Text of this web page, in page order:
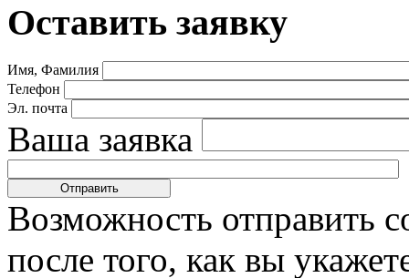
Оставить заявку
Имя, Фамилия
Телефон
Эл. почта
Ваша заявка
Возможность отправить
после того, как вы